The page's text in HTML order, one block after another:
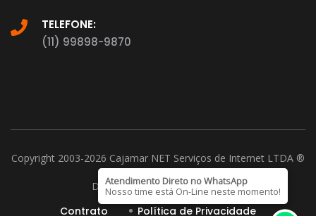
TELEFONE:
(11) 99898-9870
Copyright 2003-2026 Cajamar NET Serviços de Internet LTDA ®
CNPJ: 15.221.026/0001-37
D-U-N-S Number 901254899
Contrato Política de Privacidade
Atendimento Direto no WhatsApp
Nosso time está On-Line neste momento!